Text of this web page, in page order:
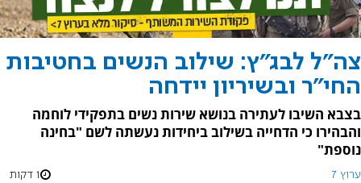
צה"ל לבג"ץ: שילוב הנשים בחטיבות
החי"ר ובשיריון יידחה
בצבא השיבו לעתירה בנושא שירות נשים בתפקידי לוחמה
והבהירו כי הדחייה בשילוב ביחידות נעשתה לשם "בחינה
נוספת"
ערוץ 7 1 דקות